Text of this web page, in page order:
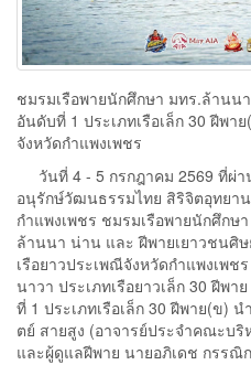
ชมรมเรือพายนักศึกษา มทร.ล้านน
อันดับที่ 1 ประเภทเรือเล็ก 30 ฝีพ
จังหวัดกำแพงเพชร
วันที่ 4 - 5 กรกฎาคม 2569 ที่ผ่
อนุรักษ์วัฒนธรรมไทย สิริจิตอุทยาน
กำแพงเพชร ชมรมเรือพายนักศึกษ
ล้านนา น่าน และ ฝีพายเยาวชนศิ
เรือยาวประเพณีจังหวัดกำแพงเพ
นาวา ประเภทเรือยาวเล็ก 30 ฝีพ
ที่ 1 ประเภทเรือเล็ก 30 ฝีพาย(ข)
ตย์ สายสูง (อาจารย์ประจำคณะบ
และผู้ดูแลฝีพาย นายอภิเดช กรรณิ